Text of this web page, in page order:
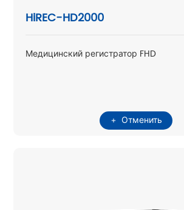
HiREC-HD2000
Медицинский регистратор FHD
Отменить